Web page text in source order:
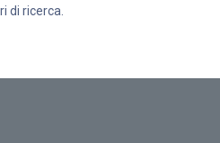
di ricerca.